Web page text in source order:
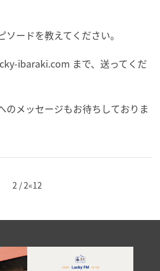
ソードを教えてください。
ibaraki.com まで、送ってくだ
のメッセージもお待ちしておりま
2 / 2«12